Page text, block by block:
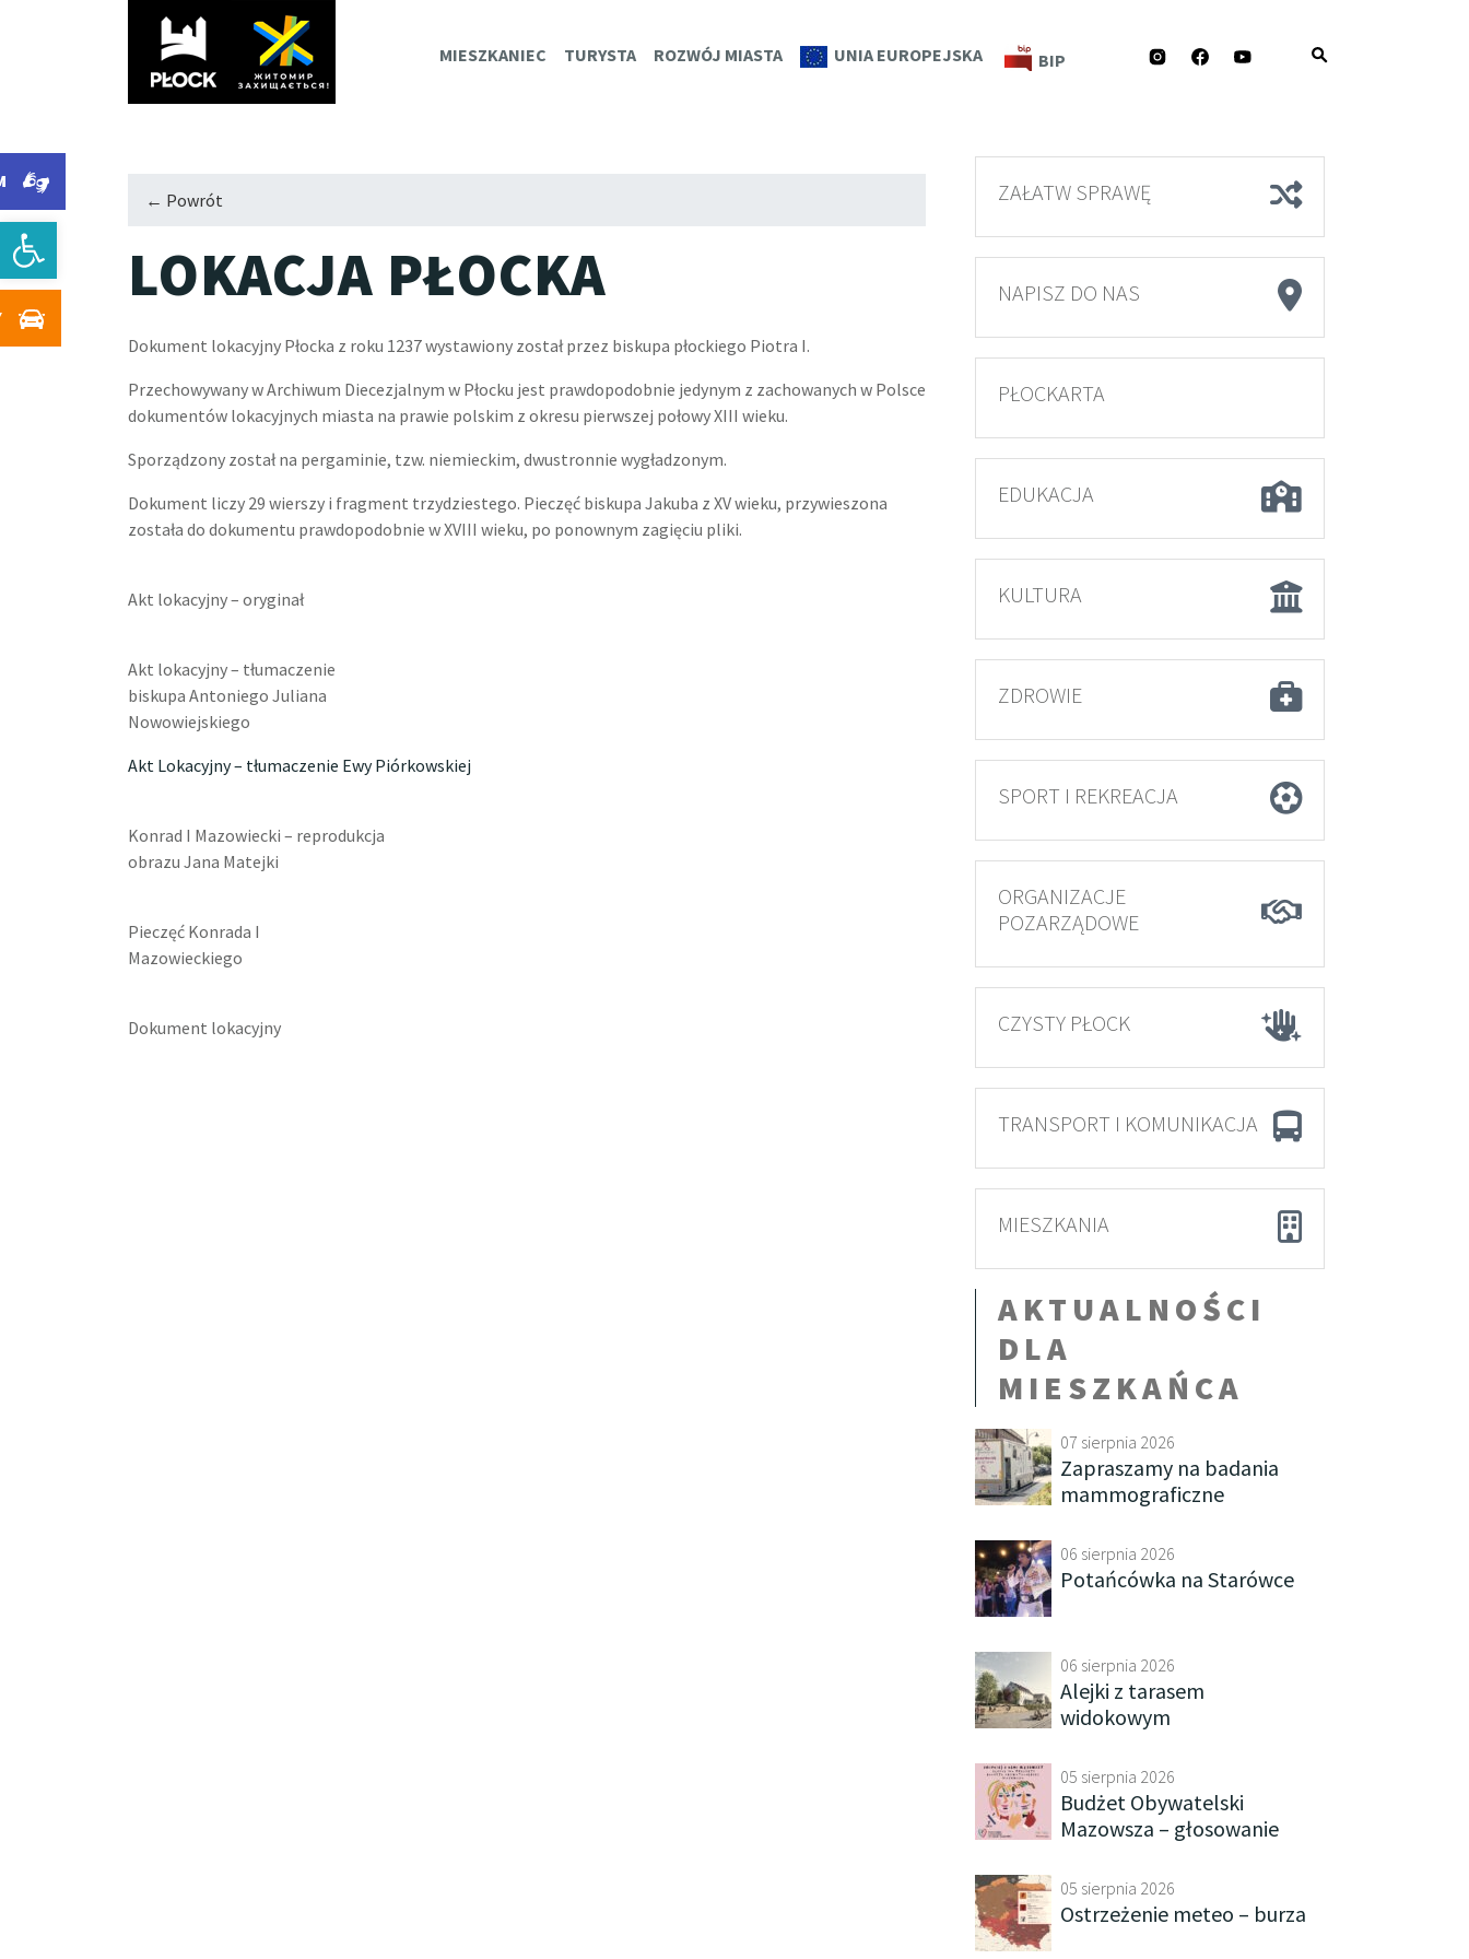
Otwórz pasek narzędzi
PLOCK.EU
MIESZKANIEC TURYSTA ROZWÓJ MIASTA UNIA EUROPEJSKA BIP YOUTUBE
FACEBOOK
INSTAGRAM
← Powrót
LOKACJA PŁOCKA
Dokument lokacyjny Płocka z roku 1237 wystawiony został przez biskupa płockiego Piotra I.
Przechowywany w Archiwum Diecezjalnym w Płocku jest prawdopodobnie jedynym z zachowanych w Polsce
dokumentów lokacyjnych miasta na prawie polskim z okresu pierwszej połowy XIII wieku.
Sporządzony został na pergaminie, tzw. niemieckim, dwustronnie wygładzonym.
Dokument liczy 29 wierszy i fragment trzydziestego. Pieczęć biskupa Jakuba z XV wieku, przywieszona
została do dokumentu prawdopodobnie w XVIII wieku, po ponownym zagięciu pliki.
Akt lokacyjny – oryginał
Akt lokacyjny – tłumaczenie
biskupa Antoniego Juliana
Nowowiejskiego
Akt Lokacyjny – tłumaczenie Ewy Piórkowskiej
Konrad I Mazowiecki – reprodukcja
obrazu Jana Matejki
Pieczęć Konrada I
Mazowieckiego
Dokument lokacyjny
ZAŁATW SPRAWĘ
NAPISZ DO NAS
PŁOCKARTA
EDUKACJA
KULTURA
ZDROWIE
SPORT I REKREACJA
ORGANIZACJE
POZARZĄDOWE
CZYSTY PŁOCK
TRANSPORT I KOMUNIKACJA
MIESZKANIA
AKTUALNOŚCI
DLA
MIESZKAŃCA
07 sierpnia 2026
Zapraszamy na badania
mammograficzne
06 sierpnia 2026
Potańcówka na Starówce
06 sierpnia 2026
Alejki z tarasem
widokowym
05 sierpnia 2026
Budżet Obywatelski
Mazowsza – głosowanie
05 sierpnia 2026
Ostrzeżenie meteo – burza